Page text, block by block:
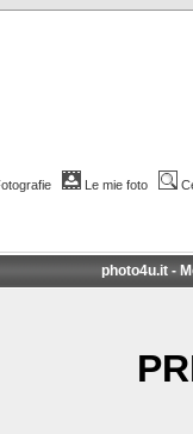
Le mie foto
photo4u.it -